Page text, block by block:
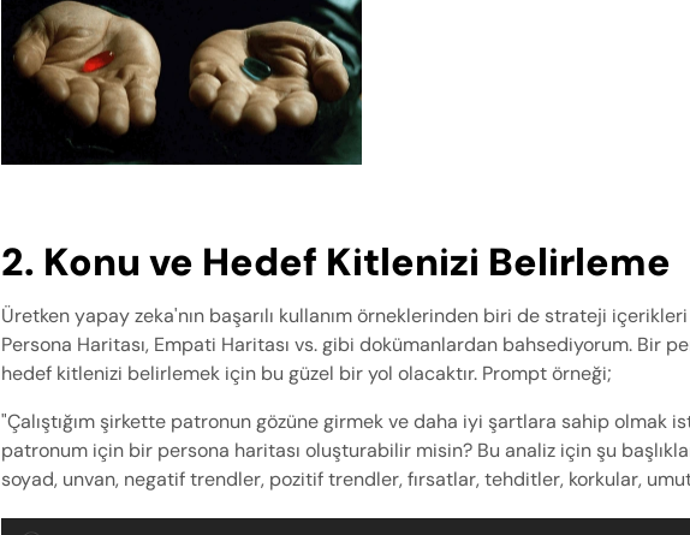
2. Konu ve Hedef Kitlenizi Belirleme
Üretken yapay zeka'nın başarılı kullanım örneklerinden biri de strateji
Persona Haritası, Empati Haritası vs. gibi dokümanlardan bahsediyorum. Bir
hedef kitlenizi belirlemek için bu güzel bir yol olacaktır. Prompt örneği;
"Çalıştığım şirkette patronun gözüne girmek ve daha iyi şartlara sahip olmak
patronum için bir persona haritası oluşturabilir misin? Bu analiz için şu
soyad, unvan, negatif trendler, pozitif trendler, fırsatlar, tehditler, korkular,